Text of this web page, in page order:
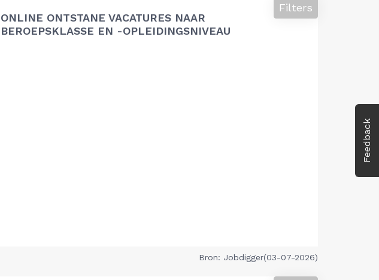
Feedback
ONLINE ONTSTANE VACATURES NAAR
BEROEPSKLASSE EN -OPLEIDINGSNIVEAU
Filters
Bron: Jobdigger(03-07-2026)